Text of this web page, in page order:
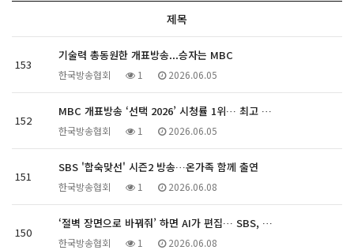
제목
153
기술력 총동원한 개표방송...승자는 MBC
한국방송협회 1 2026.06.05
152
MBC 개표방송 ‘선택 2026’ 시청률 1위… 최고 …
한국방송협회 1 2026.06.05
151
SBS '합숙맞선' 시즌2 방송…온가족 함께 출연
한국방송협회 1 2026.06.08
150
‘절벽 장면으로 바꿔줘’ 하면 AI가 편집… SBS, …
한국방송협회 1 2026.06.08